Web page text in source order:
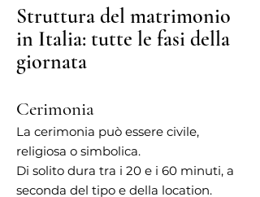
Struttura del matrimonio
in Italia: tutte le fasi della
giornata
Cerimonia
La cerimonia può essere civile,
religiosa o simbolica.
Di solito dura tra i 20 e i 60 minuti, a
seconda del tipo e della location.